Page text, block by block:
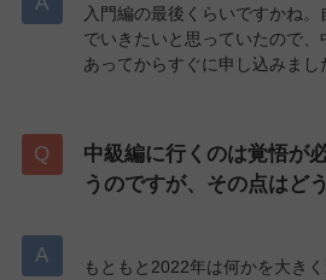
入門編の最後くらいですかね
でいきたいと思っていたので
あってからすぐに申し込みまし
中級編に行くのは覚悟が
うのですが、その点はど
もともと2022年は何かを大き